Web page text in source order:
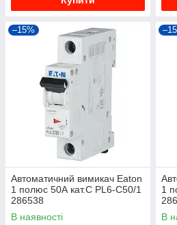
–15%
Автоматичний вимикач Eaton
1 полюс 50А кат.C PL6-C50/1
286538
В наявності
1
В